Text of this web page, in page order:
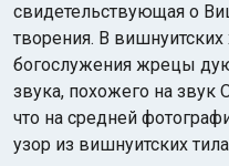
свидетельствующая о
творения. В
богослужения жрецы
звука, похожего на звук
что на средней
узор из вишнуитских